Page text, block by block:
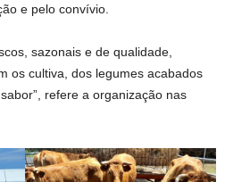
e pelo convívio.
sazonais e de qualidade,
os cultiva, dos legumes acabados
refere a organização nas